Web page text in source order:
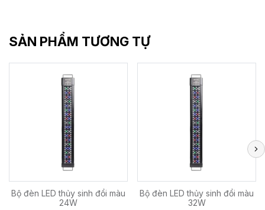
SẢN PHẨM TƯƠNG TỰ
Bộ đèn LED thủy sinh đổi màu
24W
Bộ đèn LED thủy sinh đổi màu
32W